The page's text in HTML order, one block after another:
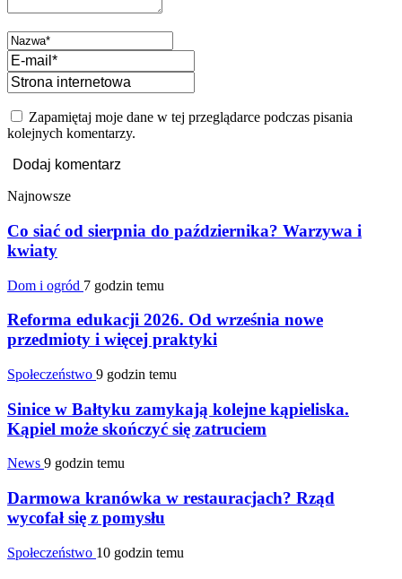
Zapamiętaj moje dane w tej przeglądarce podczas pisania
kolejnych komentarzy.
Najnowsze
Co siać od sierpnia do października? Warzywa i
kwiaty
Dom i ogród 7 godzin temu
Reforma edukacji 2026. Od września nowe
przedmioty i więcej praktyki
Społeczeństwo 9 godzin temu
Sinice w Bałtyku zamykają kolejne kąpieliska.
Kąpiel może skończyć się zatruciem
News 9 godzin temu
Darmowa kranówka w restauracjach? Rząd
wycofał się z pomysłu
Społeczeństwo 10 godzin temu